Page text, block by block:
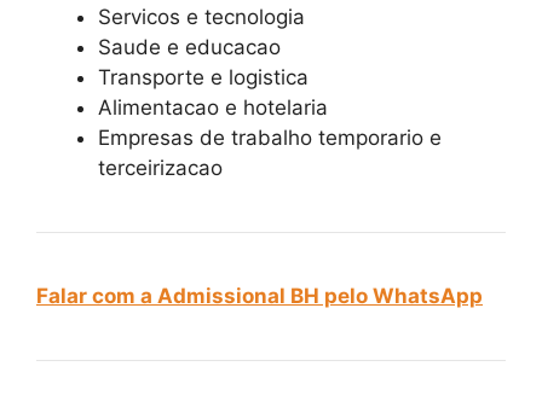
Servicos e tecnologia
Saude e educacao
Transporte e logistica
Alimentacao e hotelaria
Empresas de trabalho temporario e
terceirizacao
Falar com a Admissional BH pelo WhatsApp